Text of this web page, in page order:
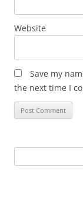
Website
Save my
the next time I
for: